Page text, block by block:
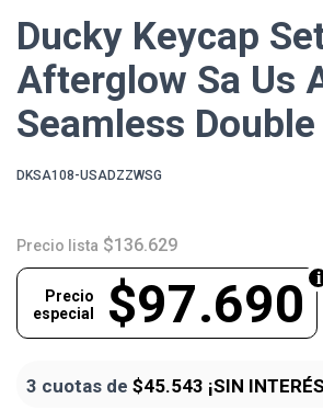
Ducky Keycap
Afterglow Sa Us
Seamless
DKSA108-USADZZWSG
Precio lista $136.629
$97.690
Precio
especial
3 cuotas de $45.543 ¡SIN